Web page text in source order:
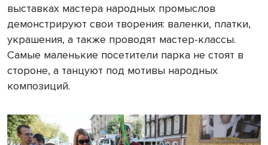
выставках мастера народных промыслов
демонстрируют свои творения: валенки, платки,
украшения, а также проводят мастер-классы.
Самые маленькие посетители парка не стоят в
стороне, а танцуют под мотивы народных
композиций.